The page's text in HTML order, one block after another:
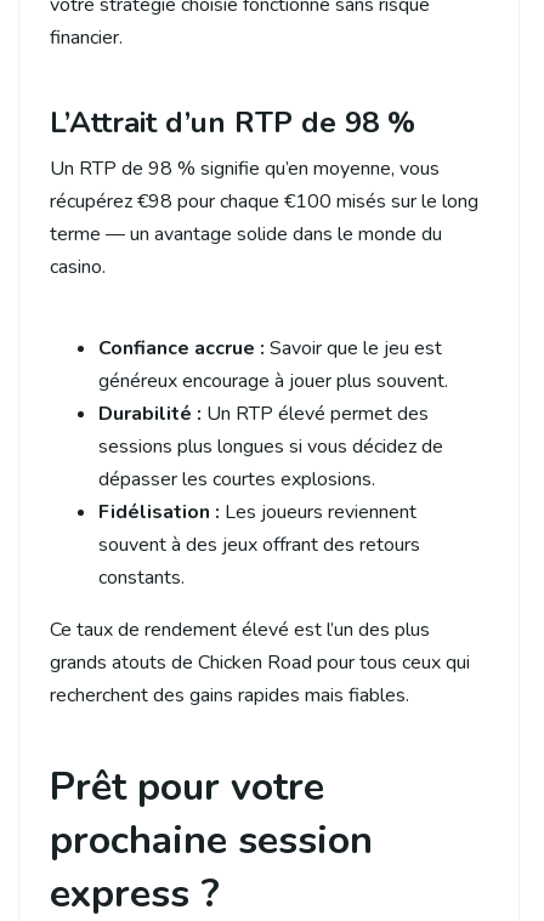
financier.
L’Attrait d’un RTP de 98 %
Un RTP de 98 % signifie qu’en moyenne, vous
récupérez €98 pour chaque €100 misés sur le long
terme — un avantage solide dans le monde du
casino.
Confiance accrue : Savoir que le jeu est
généreux encourage à jouer plus souvent.
Durabilité : Un RTP élevé permet des
sessions plus longues si vous décidez de
dépasser les courtes explosions.
Fidélisation : Les joueurs reviennent
souvent à des jeux offrant des retours
constants.
Ce taux de rendement élevé est l’un des plus
grands atouts de Chicken Road pour tous ceux qui
recherchent des gains rapides mais fiables.
Prêt pour votre
prochaine session
express ?